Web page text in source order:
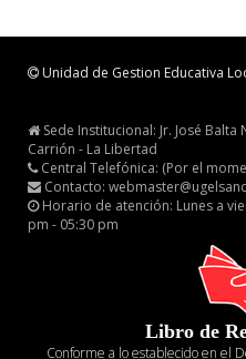
Unidad de Gestion Educativa
Sede Institucional: Jr. José Balta
Carrión - La Libertad
Central Telefónica: (Por el
Contacto:
Horario de atención: Lunes a
pm - 05:30 pm
Libro de
Conforme a lo establecido en el